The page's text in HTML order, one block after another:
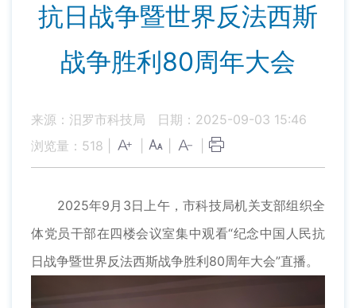
抗日战争暨世界反法西斯
战争胜利80周年大会
来源：汨罗市科技局
日期：2025-09-03 15:46
浏览量： 518
2025年9月3日上午，市科技局机关支部组织全
体党员干部在四楼会议室集中观看“纪念中国人民抗
日战争暨世界反法西斯战争胜利80周年大会”直播。